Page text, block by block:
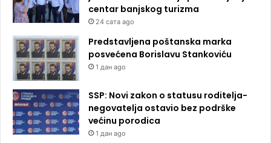
centar banjskog turizma
24 сата ago
Predstavljena poštanska marka
posvećena Borislavu Stankoviću
1 дан ago
SSP: Novi zakon o statusu roditelja-
negovatelja ostavio bez podrške
većinu porodica
1 дан ago